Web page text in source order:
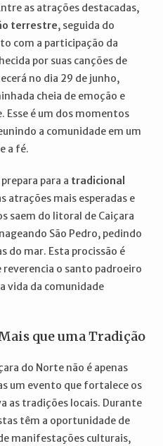
as atrações destacadas,
terrestre, seguida do
com a participação da
por suas canções de
no dia 29 de junho,
cheia de emoção e
Esse é um dos momentos
a comunidade em um
a fé.
para a tradicional
atrações mais esperadas e
saem do litoral de Caiçara
São Pedro, pedindo
do mar. Esta procissão é
o santo padroeiro
vida da comunidade
que uma Tradição
do Norte não é apenas
um evento que fortalece os
as tradições locais. Durante
têm a oportunidade de
manifestações culturais,